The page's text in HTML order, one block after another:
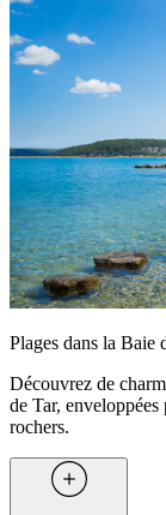
Plages dans la Baie
Découvrez de
de Tar,
rochers.